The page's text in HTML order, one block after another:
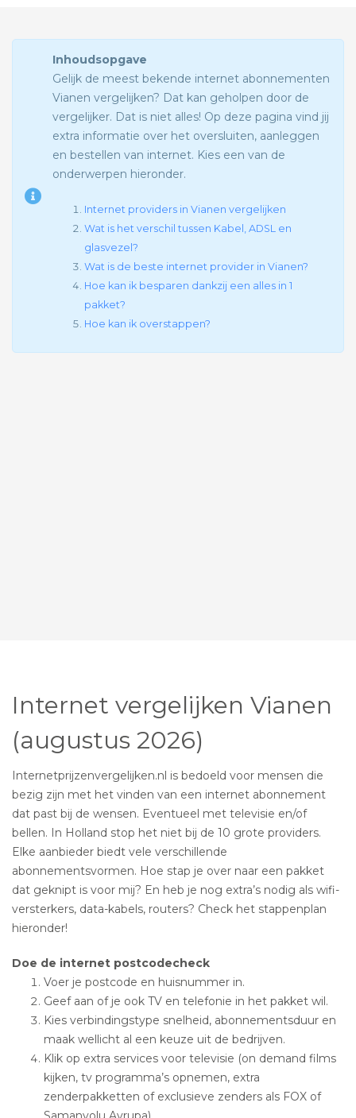
Inhoudsopgave
Gelijk de meest bekende internet abonnementen
Vianen vergelijken? Dat kan geholpen door de
vergelijker. Dat is niet alles! Op deze pagina vind jij
extra informatie over het oversluiten, aanleggen
en bestellen van internet. Kies een van de
onderwerpen hieronder.
Internet providers in Vianen vergelijken
Wat is het verschil tussen Kabel, ADSL en
glasvezel?
Wat is de beste internet provider in Vianen?
Hoe kan ik besparen dankzij een alles in 1
pakket?
Hoe kan ik overstappen?
Internet vergelijken Vianen
(augustus 2026)
Internetprijzenvergelijken.nl is bedoeld voor mensen die
bezig zijn met het vinden van een internet abonnement
dat past bij de wensen. Eventueel met televisie en/of
bellen. In Holland stop het niet bij de 10 grote providers.
Elke aanbieder biedt vele verschillende
abonnementsvormen. Hoe stap je over naar een pakket
dat geknipt is voor mij? En heb je nog extra’s nodig als wifi-
versterkers, data-kabels, routers? Check het stappenplan
hieronder!
Doe de internet postcodecheck
Voer je postcode en huisnummer in.
Geef aan of je ook TV en telefonie in het pakket wil.
Kies verbindingstype snelheid, abonnementsduur en
maak wellicht al een keuze uit de bedrijven.
Klik op extra services voor televisie (on demand films
kijken, tv programma’s opnemen, extra
zenderpakketten of exclusieve zenders als FOX of